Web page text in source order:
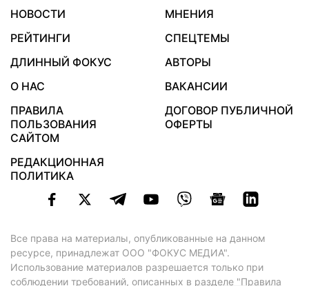
НОВОСТИ
МНЕНИЯ
РЕЙТИНГИ
СПЕЦТЕМЫ
ДЛИННЫЙ ФОКУС
АВТОРЫ
О НАС
ВАКАНСИИ
ПРАВИЛА
ПОЛЬЗОВАНИЯ
САЙТОМ
ДОГОВОР ПУБЛИЧНОЙ
ОФЕРТЫ
РЕДАКЦИОННАЯ
ПОЛИТИКА
Все права на материалы, опубликованные на данном
ресурсе, принадлежат ООО "ФОКУС МЕДИА".
Использование материалов разрешается только при
соблюдении требований, описанных в разделе "Правила